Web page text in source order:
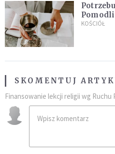
KOŚCIÓŁ
SKOMENTUJ
Finansowanie lekcji religii wg Ruchu